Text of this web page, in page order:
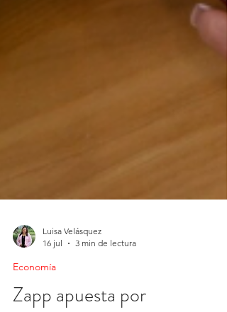
Luisa Velásquez
Economía